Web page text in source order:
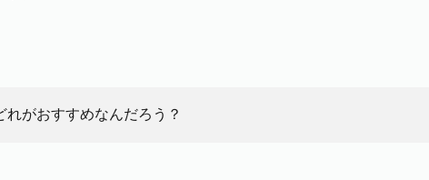
れがおすすめなんだろう？